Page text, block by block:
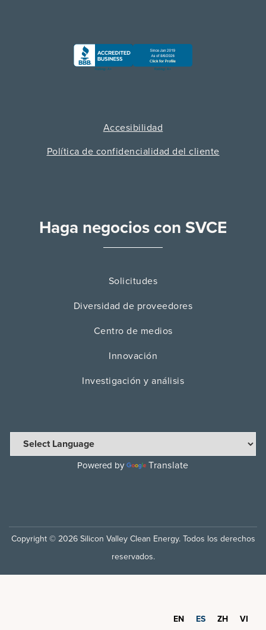
Accesibilidad
Política de confidencialidad del cliente
Haga negocios con SVCE
Solicitudes
Diversidad de proveedores
Centro de medios
Innovación
Investigación y análisis
Powered by Translate
Copyright © 2026 Silicon Valley Clean Energy. Todos los derechos
reservados.
EN ES ZH VI